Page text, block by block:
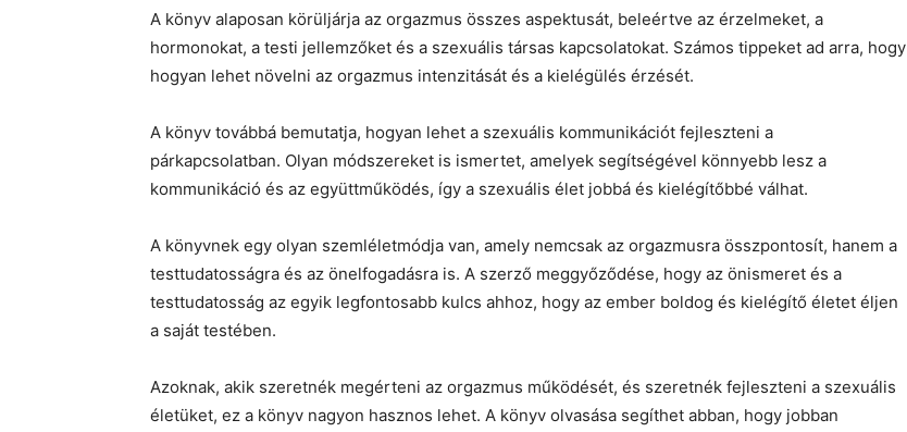
A könyv alaposan körüljárja az orgazmus összes aspektusát, beleértve az érzelmeket, a
hormonokat, a testi jellemzőket és a szexuális társas kapcsolatokat. Számos tippeket ad arra, hogy
hogyan lehet növelni az orgazmus intenzitását és a kielégülés érzését.
A könyv továbbá bemutatja, hogyan lehet a szexuális kommunikációt fejleszteni a
párkapcsolatban. Olyan módszereket is ismertet, amelyek segítségével könnyebb lesz a
kommunikáció és az együttműködés, így a szexuális élet jobbá és kielégítőbbé válhat.
A könyvnek egy olyan szemléletmódja van, amely nemcsak az orgazmusra összpontosít, hanem a
testtudatosságra és az önelfogadásra is. A szerző meggyőződése, hogy az önismeret és a
testtudatosság az egyik legfontosabb kulcs ahhoz, hogy az ember boldog és kielégítő életet éljen
a saját testében.
Azoknak, akik szeretnék megérteni az orgazmus működését, és szeretnék fejleszteni a szexuális
életüket, ez a könyv nagyon hasznos lehet. A könyv olvasása segíthet abban, hogy jobban